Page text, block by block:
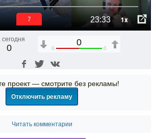
23:33 1x
6
сегодня
0
0
0 0
проект — смотрите без рекламы!
Отключить рекламу
Читать комментарии